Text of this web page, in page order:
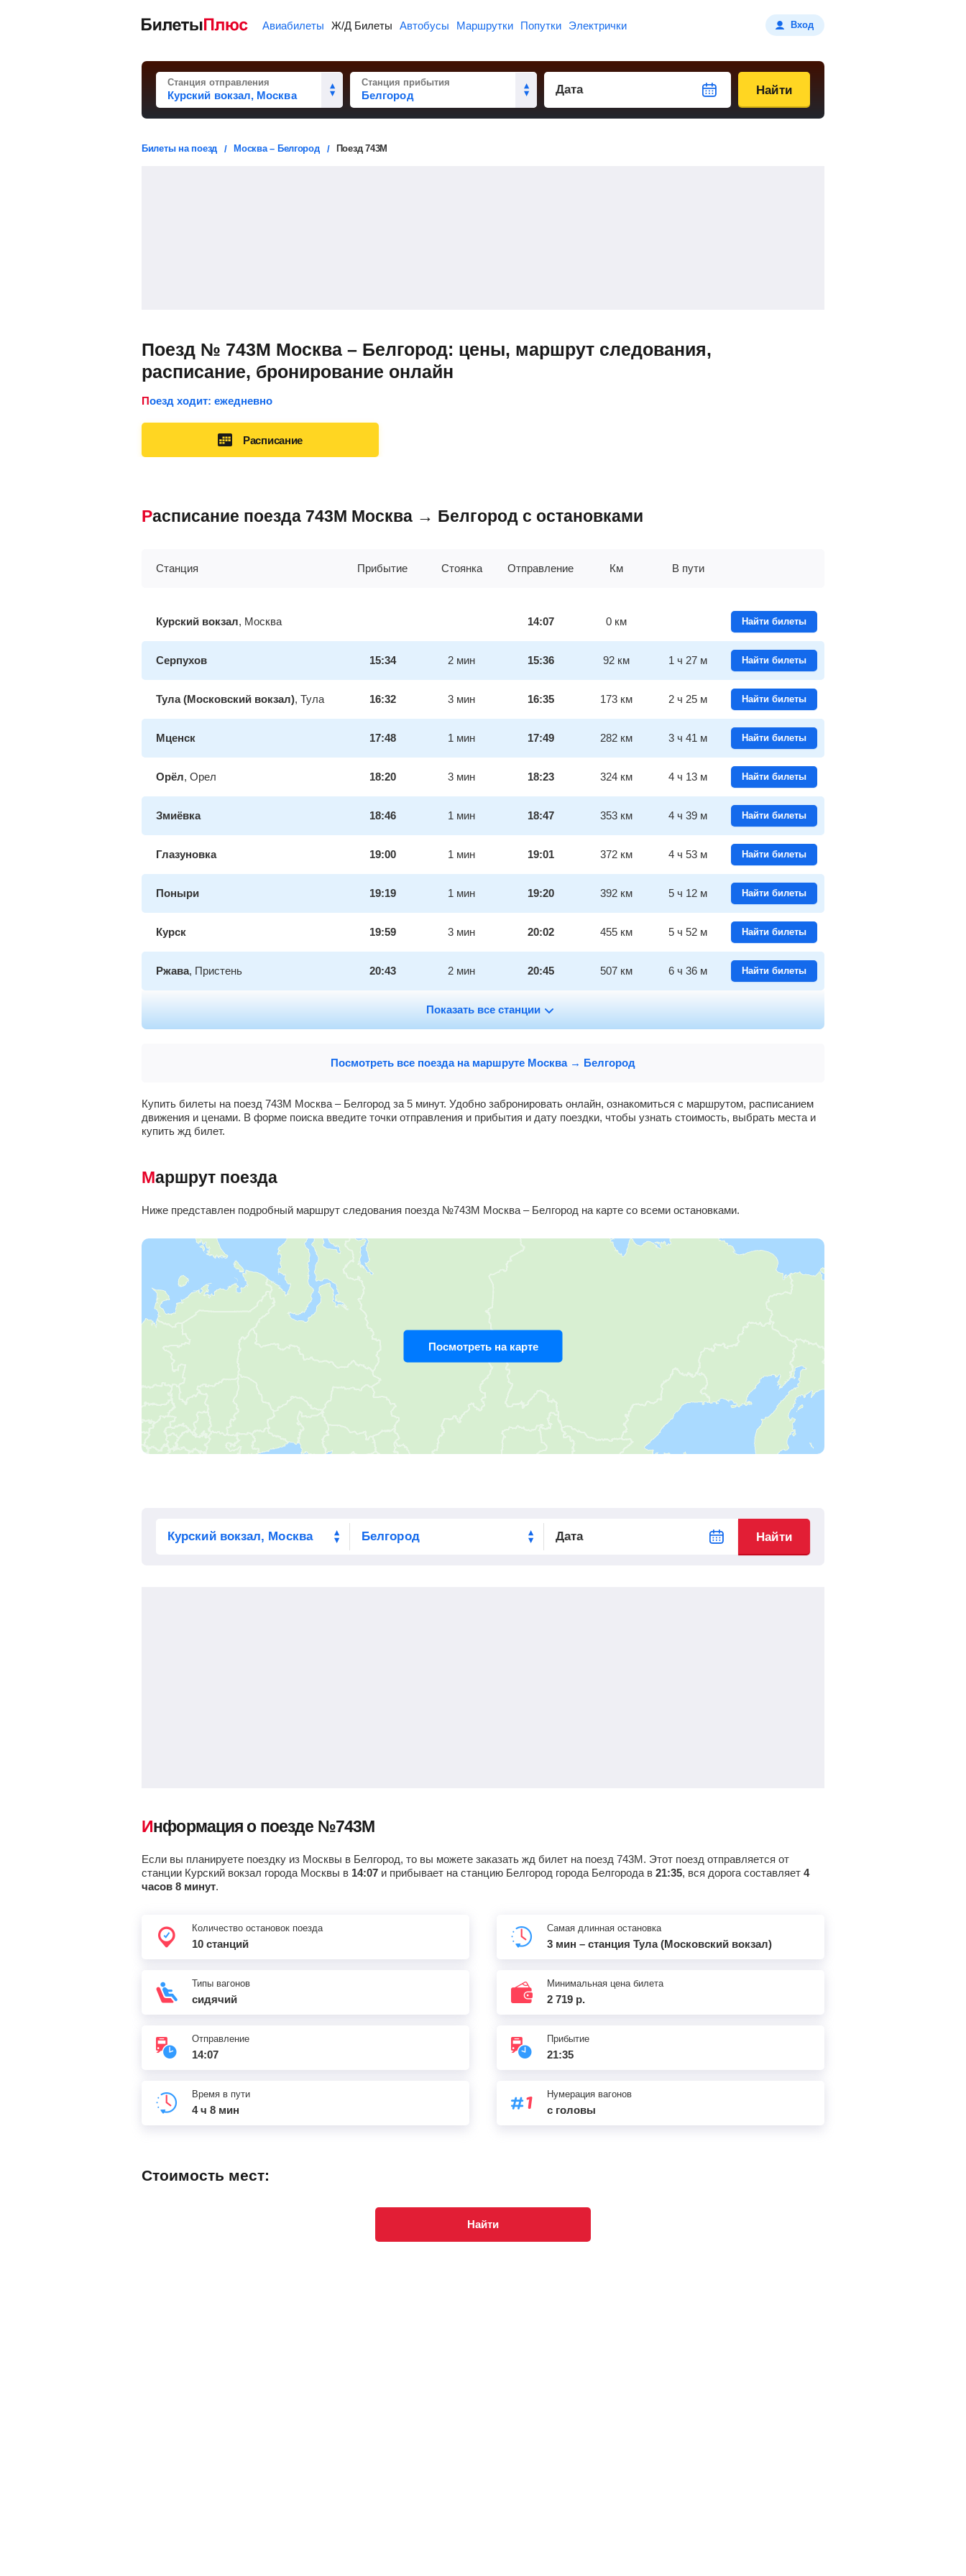
Авиабилеты Ж/Д Билеты Автобусы Маршрутки Попутки Электрички Вход
Станция отправления Станция прибытия
Дата Найти
Билеты на поезд Москва – Белгород Поезд 743М
Поезд № 743М Москва – Белгород: цены, маршрут следования,
расписание, бронирование онлайн
Поезд ходит: ежедневно
Расписание
Расписание поезда 743М Москва → Белгород с остановками
Станция Прибытие Стоянка Отправление Км В пути
Показать все станции
Курский вокзал, Москва 14:07 0 км Найти билеты
Серпухов 15:34 2 мин 15:36 92 км 1 ч 27 м Найти билеты
Тула (Московский вокзал), Тула 16:32 3 мин 16:35 173 км 2 ч 25 м Найти билеты
Мценск 17:48 1 мин 17:49 282 км 3 ч 41 м Найти билеты
Орёл, Орел 18:20 3 мин 18:23 324 км 4 ч 13 м Найти билеты
Змиёвка 18:46 1 мин 18:47 353 км 4 ч 39 м Найти билеты
Глазуновка 19:00 1 мин 19:01 372 км 4 ч 53 м Найти билеты
Поныри 19:19 1 мин 19:20 392 км 5 ч 12 м Найти билеты
Курск 19:59 3 мин 20:02 455 км 5 ч 52 м Найти билеты
Ржава, Пристень 20:43 2 мин 20:45 507 км 6 ч 36 м Найти билеты
Посмотреть все поезда на маршруте Москва → Белгород
Купить билеты на поезд 743М Москва – Белгород за 5 минут. Удобно забронировать онлайн, ознакомиться с маршрутом, расписанием
движения и ценами. В форме поиска введите точки отправления и прибытия и дату поездки, чтобы узнать стоимость, выбрать места и
купить жд билет.
Маршрут поезда
Ниже представлен подробный маршрут следования поезда №743М Москва – Белгород на карте со всеми остановками.
Посмотреть на карте
Дата Найти
Информация о поезде №743М
Если вы планируете поездку из Москвы в Белгород, то вы можете заказать жд билет на поезд 743М. Этот поезд отправляется от
станции Курский вокзал города Москвы в 14:07 и прибывает на станцию Белгород города Белгорода в 21:35, вся дорога составляет 4
часов 8 минут.
Количество остановок поезда
10 станций
Самая длинная остановка
3 мин – станция Тула (Московский вокзал)
Типы вагонов
сидячий
Минимальная цена билета
2 719 р.
Отправление
14:07
Прибытие
21:35
Время в пути
4 ч 8 мин
Нумерация вагонов
с головы
Стоимость мест:
Найти